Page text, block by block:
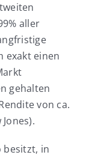
aller
exakt einen
gehalten
von ca.
besitzt, in